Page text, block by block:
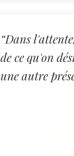
“Dans
de ce qu'on
une autre